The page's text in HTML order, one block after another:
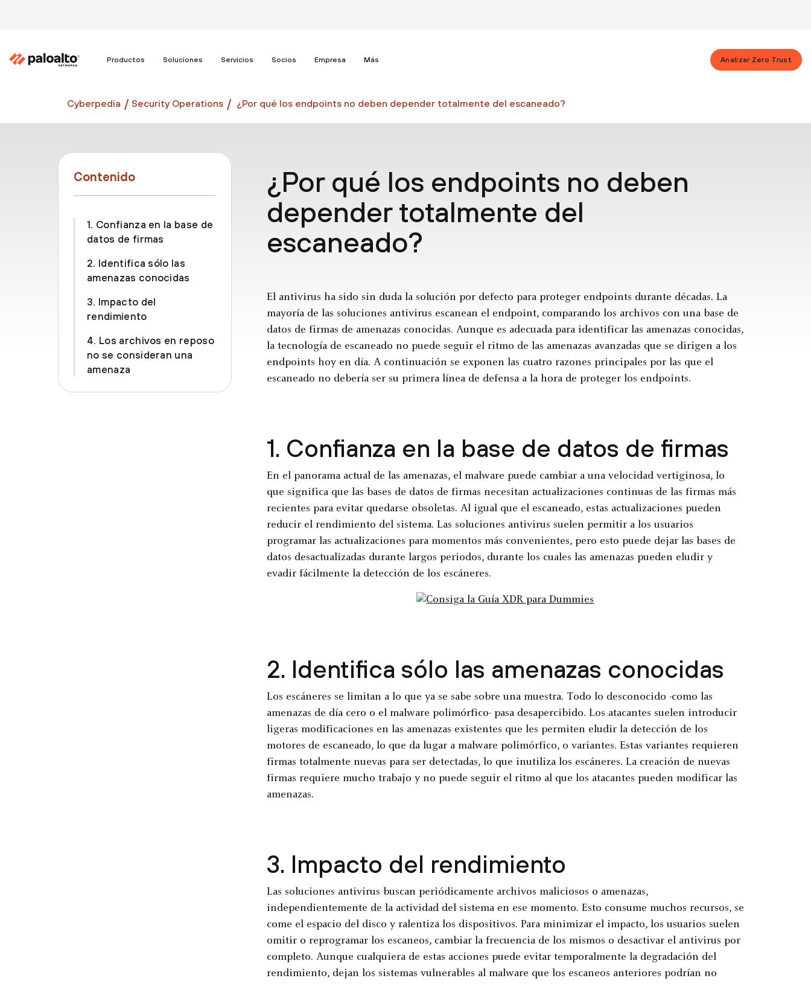
Productos Soluciones Servicios Socios Empresa Más Analizar Zero Trust
Cyberpedia Security Operations ¿Por qué los endpoints no deben depender totalmente del escaneado?
Contenido
1. Confianza en la base de
datos de firmas
2. Identifica sólo las
amenazas conocidas
3. Impacto del
rendimiento
4. Los archivos en reposo
no se consideran una
amenaza
¿Por qué los endpoints no deben
depender totalmente del
escaneado?
El antivirus ha sido sin duda la solución por defecto para proteger endpoints durante décadas. La
mayoría de las soluciones antivirus escanean el endpoint, comparando los archivos con una base de
datos de firmas de amenazas conocidas. Aunque es adecuada para identificar las amenazas conocidas,
la tecnología de escaneado no puede seguir el ritmo de las amenazas avanzadas que se dirigen a los
endpoints hoy en día. A continuación se exponen las cuatro razones principales por las que el
escaneado no debería ser su primera línea de defensa a la hora de proteger los endpoints.
1. Confianza en la base de datos de firmas
En el panorama actual de las amenazas, el malware puede cambiar a una velocidad vertiginosa, lo
que significa que las bases de datos de firmas necesitan actualizaciones continuas de las firmas más
recientes para evitar quedarse obsoletas. Al igual que el escaneado, estas actualizaciones pueden
reducir el rendimiento del sistema. Las soluciones antivirus suelen permitir a los usuarios
programar las actualizaciones para momentos más convenientes, pero esto puede dejar las bases de
datos desactualizadas durante largos periodos, durante los cuales las amenazas pueden eludir y
evadir fácilmente la detección de los escáneres.
2. Identifica sólo las amenazas conocidas
Los escáneres se limitan a lo que ya se sabe sobre una muestra. Todo lo desconocido -como las
amenazas de día cero o el malware polimórfico- pasa desapercibido. Los atacantes suelen introducir
ligeras modificaciones en las amenazas existentes que les permiten eludir la detección de los
motores de escaneado, lo que da lugar a malware polimórfico, o variantes. Estas variantes requieren
firmas totalmente nuevas para ser detectadas, lo que inutiliza los escáneres. La creación de nuevas
firmas requiere mucho trabajo y no puede seguir el ritmo al que los atacantes pueden modificar las
amenazas.
3. Impacto del rendimiento
Las soluciones antivirus buscan periódicamente archivos maliciosos o amenazas,
independientemente de la actividad del sistema en ese momento. Esto consume muchos recursos, se
come el espacio del disco y ralentiza los dispositivos. Para minimizar el impacto, los usuarios suelen
omitir o reprogramar los escaneos, cambiar la frecuencia de los mismos o desactivar el antivirus por
completo. Aunque cualquiera de estas acciones puede evitar temporalmente la degradación del
rendimiento, dejan los sistemas vulnerables al malware que los escaneos anteriores podrían no